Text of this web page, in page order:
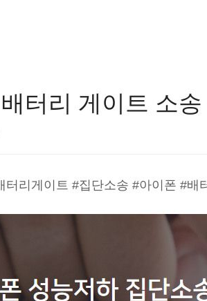
터리 게이트 소송
터리게이트 #집단소송 #아이폰 #배